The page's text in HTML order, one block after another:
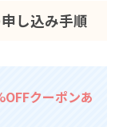
し込み手順
クーポンあ